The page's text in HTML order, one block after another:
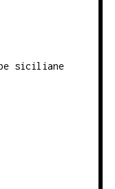
siciliane